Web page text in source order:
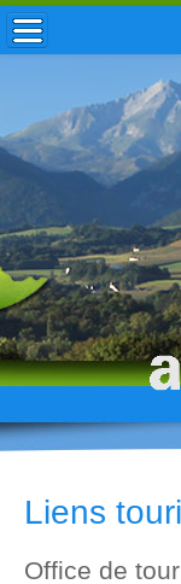
ACCUEIL /
MUNICIPALITÉ
VIE LOCALE
ENFANCE
TOURISME
HISTOIRE
Liens
Office de